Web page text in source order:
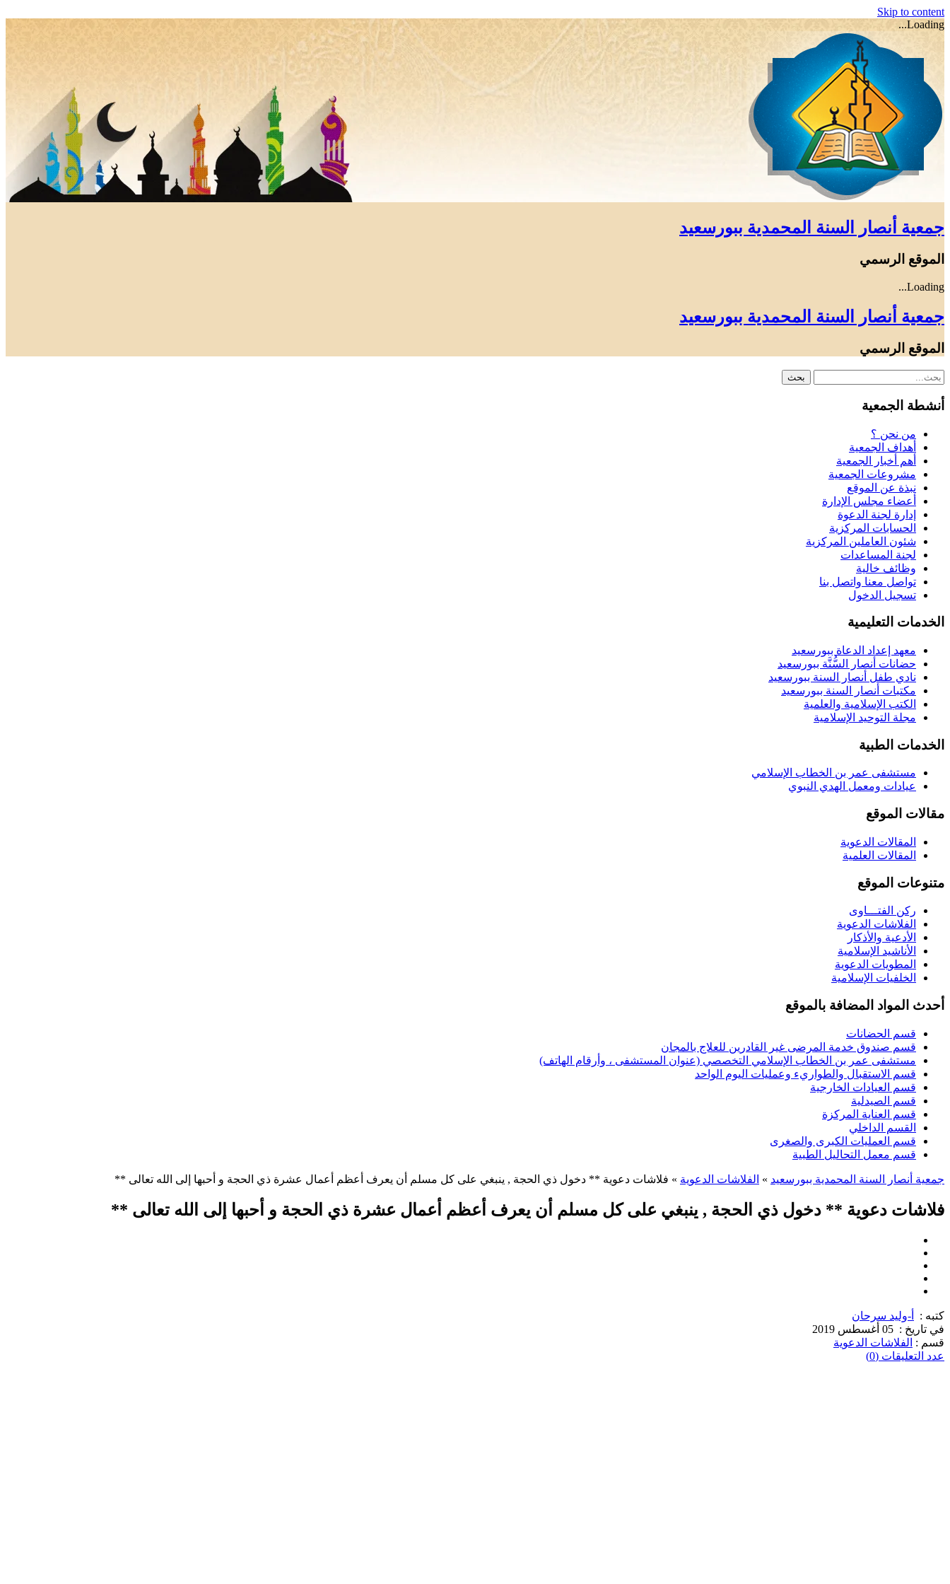
Skip to content
Loading...
جمعية أنصار السنة المحمدية ببورسعيد
الموقع الرسمي
Loading...
جمعية أنصار السنة المحمدية ببورسعيد
الموقع الرسمي
أنشطة الجمعية
من نحن ؟
أهداف الجمعية
أهم أخبار الجمعية
مشروعات الجمعية
نبذة عن الموقع
أعضاء مجلس الإدارة
إدارة لجنة الدعوة
الحسابات المركزية
شئون العاملين المركزية
لجنة المساعدات
وظائف خالية
تواصل معنا واتصل بنا
تسجيل الدخول
الخدمات التعليمية
معهد إعداد الدعاة ببورسعيد
حضانات أنصار السُّنَّة ببورسعيد
نادي طفل أنصار السنة ببورسعيد
مكتبات أنصار السنة ببورسعيد
الكتب الإسلامية والعلمية
مجلة التوحيد الإسلامية
الخدمات الطبية
مستشفى عمر بن الخطاب الإسلامي
عيادات ومعمل الهدي النبوي
مقالات الموقع
المقالات الدعوية
المقالات العلمية
متنوعات الموقع
ركن الفتـــاوى
الفلاشات الدعوية
الأدعية والأذكار
الأناشيد الإسلامية
المطويات الدعوية
الخلفيات الإسلامية
أحدث المواد المضافة بالموقع
قسم الحضانات
قسم صندوق خدمة المرضى غير القادرين للعلاج بالمجان
مستشفى عمر بن الخطاب الإسلامي التخصصي (عنوان المستشفى ، وأرقام الهاتف)
قسم الاستقبال والطواريء وعمليات اليوم الواحد
قسم العيادات الخارجية
قسم الصيدلية
قسم العناية المركزة
القسم الداخلي
قسم العمليات الكبرى والصغرى
قسم معمل التحاليل الطبية
جمعية أنصار السنة المحمدية ببورسعيد » الفلاشات الدعوية » فلاشات دعوية ** دخول ذي الحجة , ينبغي على كل مسلم أن يعرف أعظم أعمال عشرة ذي الحجة و أحبها إلى الله تعالى **
فلاشات دعوية ** دخول ذي الحجة , ينبغي على كل مسلم أن يعرف أعظم أعمال عشرة ذي الحجة و أحبها إلى الله تعالى **
كتبه :
أ-وليد سرحان
في تاريخ : 05 أغسطس 2019
قسم : الفلاشات الدعوية
عدد التعليقات (0)